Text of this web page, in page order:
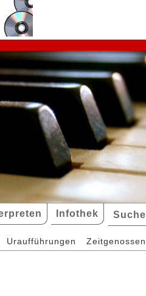
Infothek Suche
Uraufführungen Zeitgenossen